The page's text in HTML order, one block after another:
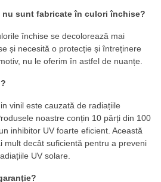
nu sunt fabricate în culori închise?
închise se decolorează mai
și necesită o protecție și întreținere
nu le oferim în astfel de nuanțe.
vinil este cauzată de radiațiile
noastre conțin 10 părți din 100
inhibitor UV foarte eficient. Această
mult decât suficientă pentru a preveni
UV solare.